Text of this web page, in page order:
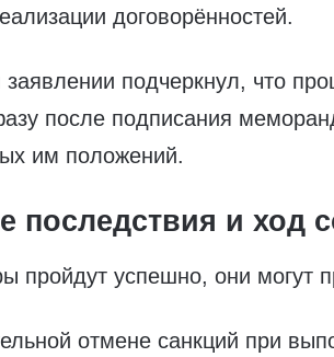
договорённостей.
подчеркнул, что
после подписания
им положений.
последствия и ход
пройдут успешно, они могут
отмене санкций при